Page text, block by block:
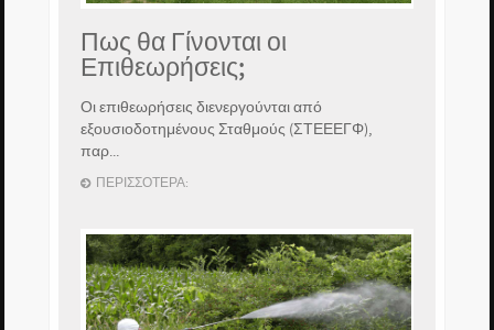
Πως θα Γίνονται οι
Επιθεωρήσεις;
Οι επιθεωρήσεις διενεργούνται από
εξουσιοδοτημένους Σταθμούς (ΣΤΕΕΕΓΦ),
παρ...
ΠΕΡΙΣΣΌΤΕΡΑ: